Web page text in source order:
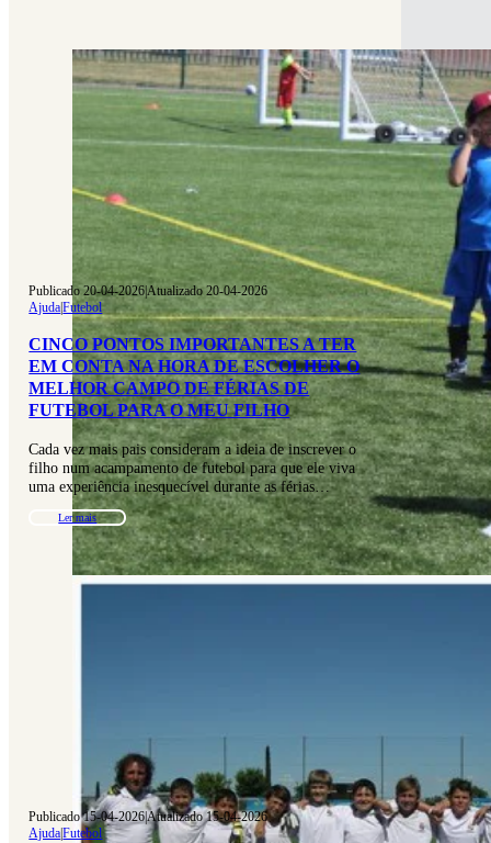
Publicado 20-04-2026|Atualizado 20-04-2026
Ajuda|Futebol
CINCO PONTOS IMPORTANTES A TER
EM CONTA NA HORA DE ESCOLHER O
MELHOR CAMPO DE FÉRIAS DE
FUTEBOL PARA O MEU FILHO
Cada vez mais pais consideram a ideia de inscrever o
filho num acampamento de futebol para que ele viva
uma experiência inesquecível durante as férias…
Ler mais
Publicado 15-04-2026|Atualizado 15-04-2026
Ajuda|Futebol